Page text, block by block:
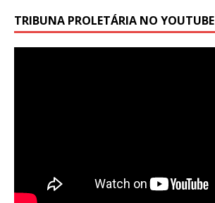
TRIBUNA PROLETÁRIA NO YOUTUBE